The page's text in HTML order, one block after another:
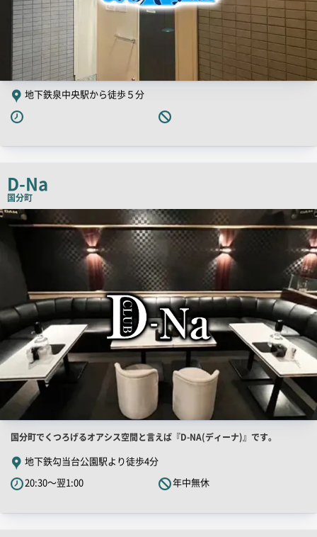
地下鉄泉中央駅から徒歩５分
D-Na
国分町
店
店
舗
PR
キ
国分町でくつろげるオアシス空間と言えば『D-NA(ディーナ)』です。
地下鉄勾当台公園駅より徒歩4分
20:30～翌1:00
年中無休